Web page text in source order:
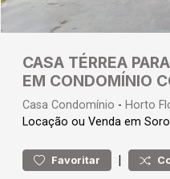
CASA TÉRREA
EM CONDOMÍNIO
Casa Condomínio - Horto
Locação ou Venda em
Favoritar |